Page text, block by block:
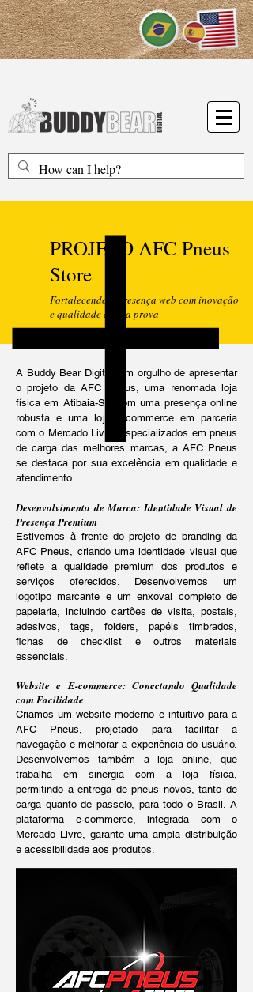
PROJETO AFC Pneus
Store
Fortalecendo a presença web com inovação
e qualidade à toda prova
A Buddy Bear Digital tem orgulho de apresentar
o projeto da AFC Pneus, uma renomada loja
física em Atibaia-SP com uma presença online
robusta e uma loja e-commerce em parceria
com o Mercado Livre. Especializados em pneus
de carga das melhores marcas, a AFC Pneus
se destaca por sua excelência em qualidade e
atendimento.
Desenvolvimento de Marca: Identidade Visual de
Presença Premium
Estivemos à frente do projeto de branding da
AFC Pneus, criando uma identidade visual que
reflete a qualidade premium dos produtos e
serviços oferecidos. Desenvolvemos um
logotipo marcante e um enxoval completo de
papelaria, incluindo cartões de visita, postais,
adesivos, tags, folders, papéis timbrados,
fichas de checklist e outros materiais
essenciais.
Website e E-commerce: Conectando Qualidade
com Facilidade
Criamos um website moderno e intuitivo para a
AFC Pneus, projetado para facilitar a
navegação e melhorar a experiência do usuário.
Desenvolvemos também a loja online, que
trabalha em sinergia com a loja física,
permitindo a entrega de pneus novos, tanto de
carga quanto de passeio, para todo o Brasil. A
plataforma e-commerce, integrada com o
Mercado Livre, garante uma ampla distribuição
e acessibilidade aos produtos.